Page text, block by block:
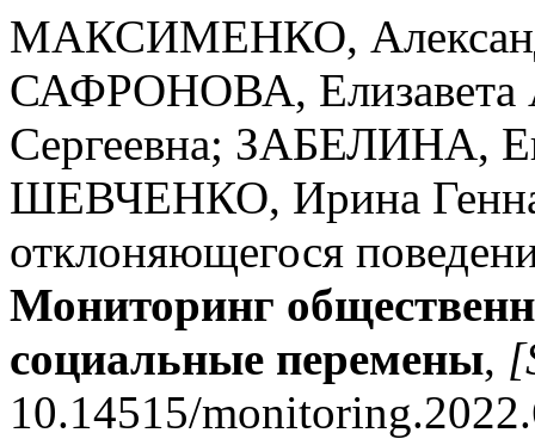
МАКСИМЕНКО,
САФРОНОВА, Елизавета
Сергеевна; ЗАБЕЛИНА,
ШЕВЧЕНКО, Ирина
отклоняющегося
Мониторинг
социальные перемены,
10.14515/